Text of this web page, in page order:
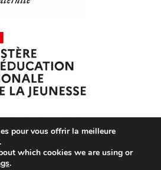
2026 – Tous droits réservés – CGV
pour vous offrir la meilleure
which cookies we are using or
.